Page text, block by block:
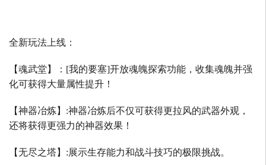
全新玩法上线：
【魂武堂】： [我的要塞]开放魂魄探索功能，收集魂魄并强
化可获得大量属性提升！
【神器冶炼】 :神器冶炼后不仅可获得更拉风的武器外观，
还将获得更强力的神器效果！
【无尽之塔】 :展示生存能力和战斗技巧的极限挑战。